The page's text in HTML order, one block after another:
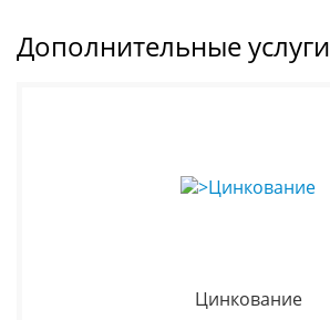
Дополнительные услуги
Цинкование